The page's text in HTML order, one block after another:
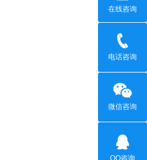
在线咨询
电话咨询
微信咨询
QQ咨询